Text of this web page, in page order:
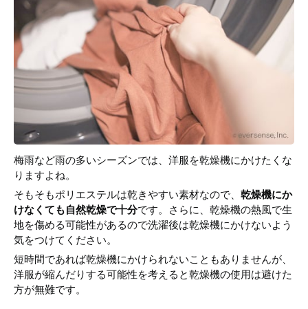
梅雨など雨の多いシーズンでは、洋服を乾燥機にかけたくな
りますよね。
そもそもポリエステルは乾きやすい素材なので、 乾燥機にか
けなくても自然乾燥で十分です。さらに、乾燥機の熱風で生
地を傷める可能性があるので洗濯後は乾燥機にかけないよう
気をつけてください。
短時間であれば乾燥機にかけられないこともありませんが、
洋服が縮んだりする可能性を考えると乾燥機の使用は避けた
方が無難です。